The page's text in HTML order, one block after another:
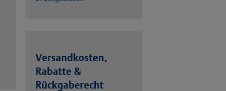
Versandkosten,
Rabatte &
Rückgaberecht